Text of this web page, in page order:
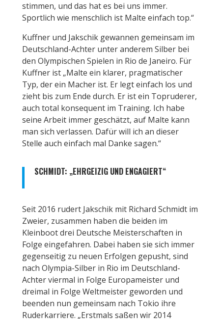
stimmen, und das hat es bei uns immer.
Sportlich wie menschlich ist Malte einfach top.“
Kuffner und Jakschik gewannen gemeinsam im
Deutschland-Achter unter anderem Silber bei
den Olympischen Spielen in Rio de Janeiro. Für
Kuffner ist „Malte ein klarer, pragmatischer
Typ, der ein Macher ist. Er legt einfach los und
zieht bis zum Ende durch. Er ist ein Topruderer,
auch total konsequent im Training. Ich habe
seine Arbeit immer geschätzt, auf Malte kann
man sich verlassen. Dafür will ich an dieser
Stelle auch einfach mal Danke sagen.“
SCHMIDT: „EHRGEIZIG UND ENGAGIERT“
Seit 2016 rudert Jakschik mit Richard Schmidt im
Zweier, zusammen haben die beiden im
Kleinboot drei Deutsche Meisterschaften in
Folge eingefahren. Dabei haben sie sich immer
gegenseitig zu neuen Erfolgen gepusht, sind
nach Olympia-Silber in Rio im Deutschland-
Achter viermal in Folge Europameister und
dreimal in Folge Weltmeister geworden und
beenden nun gemeinsam nach Tokio ihre
Ruderkarriere. „Erstmals saßen wir 2014